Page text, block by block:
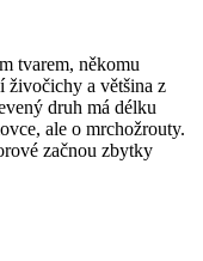
tvarem, někomu
živočichy a většina z
druh má délku
ale o mrchožrouty.
začnou zbytky